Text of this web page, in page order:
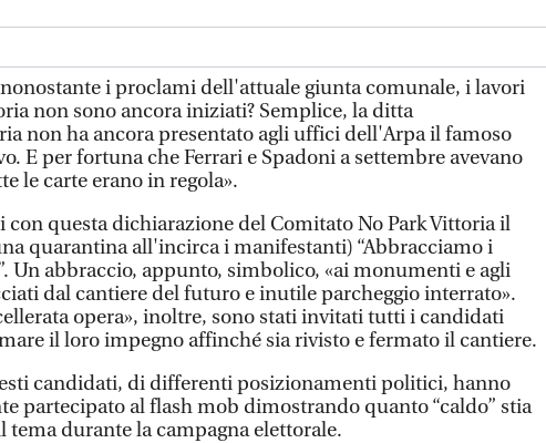
i proclami dell'attuale giunta comunale, i lavori
non sono ancora iniziati? Semplice, la ditta
non ha ancora presentato agli uffici dell'Arpa il famoso
E per fortuna che Ferrari e Spadoni a settembre avevano
le carte erano in regola».
con questa dichiarazione del Comitato No Park Vittoria il
quarantina all'incirca i manifestanti) “Abbracciamo i
Un abbraccio, appunto, simbolico, «ai monumenti e agli
dal cantiere del futuro e inutile parcheggio interrato».
opera», inoltre, sono stati invitati tutti i candidati
il loro impegno affinché sia rivisto e fermato il cantiere.
candidati, di differenti posizionamenti politici, hanno
partecipato al flash mob dimostrando quanto “caldo” stia
tema durante la campagna elettorale.